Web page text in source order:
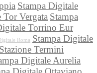
Stampa Digitale
Vergata Stampa
Torrino Eur
Roma Stampa Digitale
Termini
Digitale Aurelia